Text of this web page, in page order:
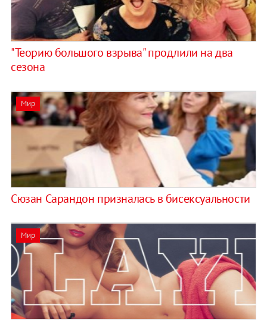
"Теорию большого взрыва" продлили на два
сезона
Мир
Сюзан Сарандон призналась в бисексуальности
Мир